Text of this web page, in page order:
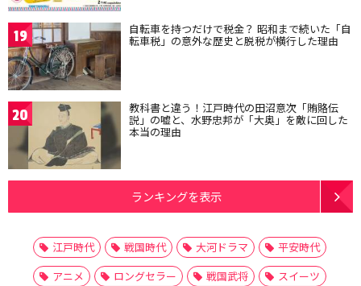
19 自転車を持つだけで税金？ 昭和まで続いた「自
転車税」の意外な歴史と脱税が横行した理由
20 教科書と違う！江戸時代の田沼意次「賄賂伝
説」の嘘と、水野忠邦が「大奥」を敵に回した
本当の理由
ランキングを表示
江戸時代 戦国時代 大河ドラマ
平安時代
アニメ
ロングセラー 戦国武将
スイーツ